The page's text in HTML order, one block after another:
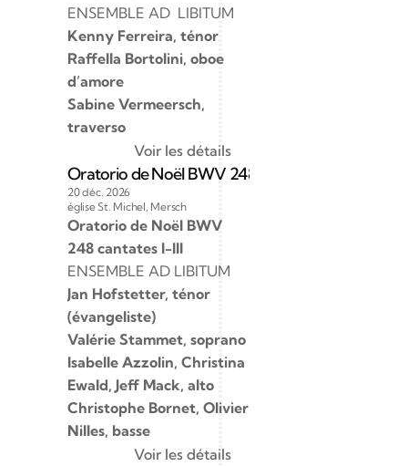
ENSEMBLE AD  LIBITUM
Kenny Ferreira, ténor
Raﬀella Bortolini, oboe
d’amore
Sabine Vermeersch,
traverso
Voir les détails
Oratorio de Noël BWV 248 cantates I-III
20 déc. 2026
église St. Michel, Mersch
Oratorio de Noël BWV
248 cantates I-III
ENSEMBLE AD LIBITUM
Jan Hofstetter, ténor
(évangeliste)
Valérie Stammet, soprano
Isabelle Azzolin, Christina
Ewald, Jeﬀ Mack, alto
Christophe Bornet, Olivier
Nilles, basse
Voir les détails